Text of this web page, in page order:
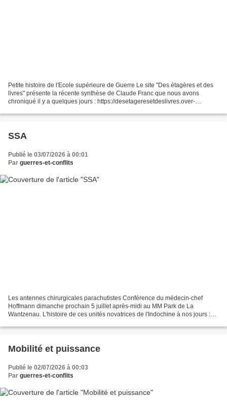
Petite histoire de l'Ecole supérieure de Guerre Le site "Des étagères et des
livres" présente la récente synthèse de Claude Franc que nous avons
chroniqué il y a quelques jours : https://desetageresetdeslivres.over-
SSA
Publié le 03/07/2026 à 00:01
Par guerres-et-conflits
Les antennes chirurgicales parachutistes Conférence du médecin-chef
Hoffmann dimanche prochain 5 juillet après-midi au MM Park de La
Wantzenau. L'histoire de ces unités novatrices de l'Indochine à nos jours :
Mobilité et puissance
Publié le 02/07/2026 à 00:03
Par guerres-et-conflits